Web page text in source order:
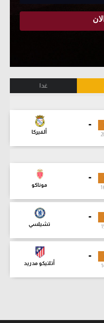
غدا
-
ألفيركا
-
موناكو
-
تشيلسي
-
أتلتيكو مدريد